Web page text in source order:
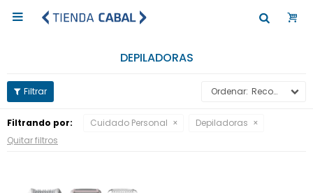

DEPILADORAS
Recomendados
Filtrando por: Cuidado Personal
Depiladoras
Quitar filtros